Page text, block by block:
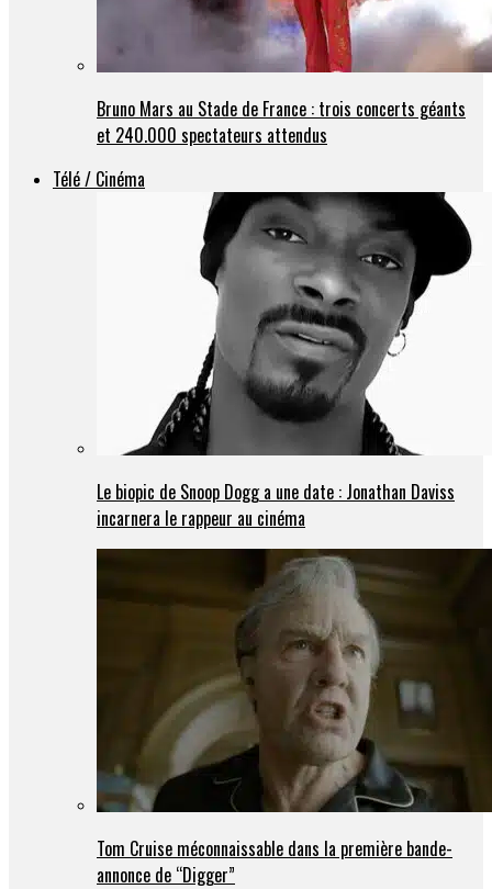
Bruno Mars au Stade de France : trois concerts géants
et 240.000 spectateurs attendus
Télé / Cinéma
Le biopic de Snoop Dogg a une date : Jonathan Daviss
incarnera le rappeur au cinéma
Tom Cruise méconnaissable dans la première bande-
annonce de “Digger”